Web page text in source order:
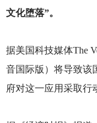
文化堕落”。
据美国科技媒体The
音国际版）将导致该
府对这一应用采取行